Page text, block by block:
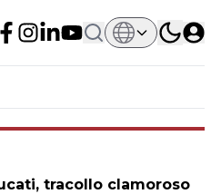
tracollo clamoroso